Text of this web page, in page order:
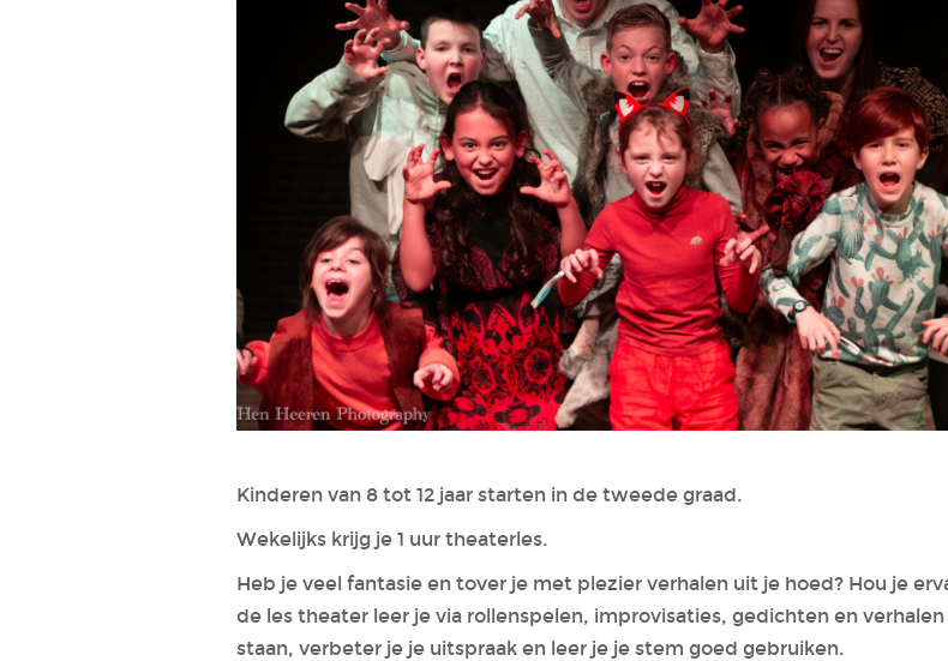
Kinderen van 8 tot 12 jaar starten in de tweede graad.
Wekelijks krijg je 1 uur theaterles.
Heb je veel fantasie en tover je met plezier verhalen uit je hoed? Hou je
de les theater leer je via rollenspelen, improvisaties, gedichten en
staan, verbeter je je uitspraak en leer je je stem goed gebruiken.